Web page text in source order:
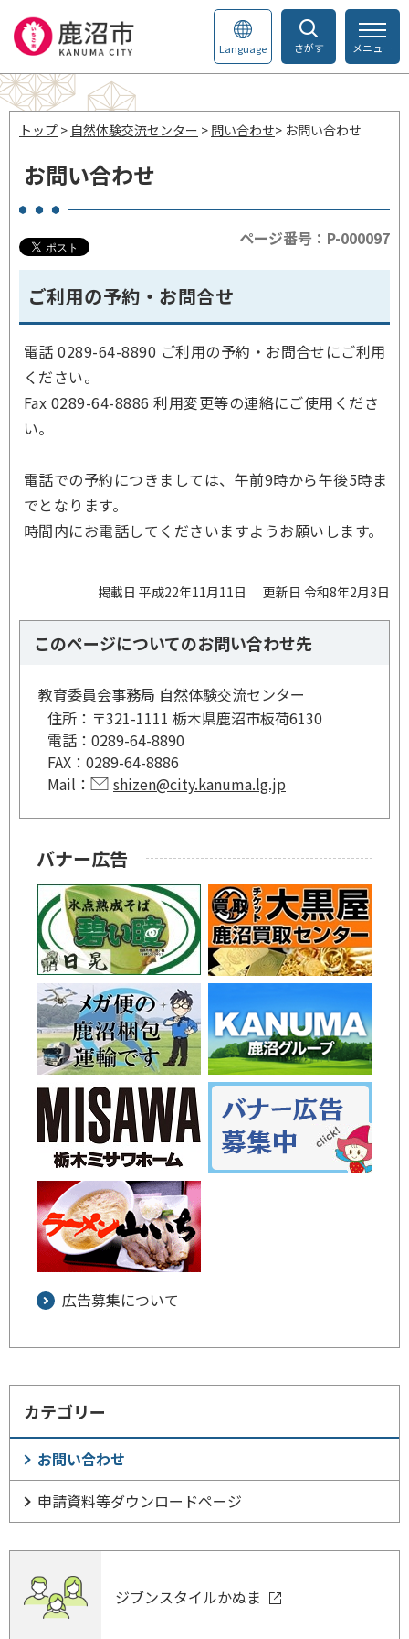
さがす
Language メニュー
トップ > 自然体験交流センター > 問い合わせ> お問い合わせ
お問い合わせ
ページ番号：P-000097
ご利用の予約・お問合せ
電話 0289-64-8890 ご利用の予約・お問合せにご利用
ください。
Fax 0289-64-8886 利用変更等の連絡にご使用くださ
い。
電話での予約につきましては、午前9時から午後5時ま
でとなります。
時間内にお電話してくださいますようお願いします。
掲載日 平成22年11月11日 更新日 令和8年2月3日
このページについてのお問い合わせ先
教育委員会事務局 自然体験交流センター
住所： 〒321-1111 栃木県鹿沼市板荷6130
電話： 0289-64-8890
FAX： 0289-64-8886
Mail：
shizen@city.kanuma.lg.jp
バナー広告
広告募集について
カテゴリー
お問い合わせ
申請資料等ダウンロードページ
ジブンスタイルかぬま